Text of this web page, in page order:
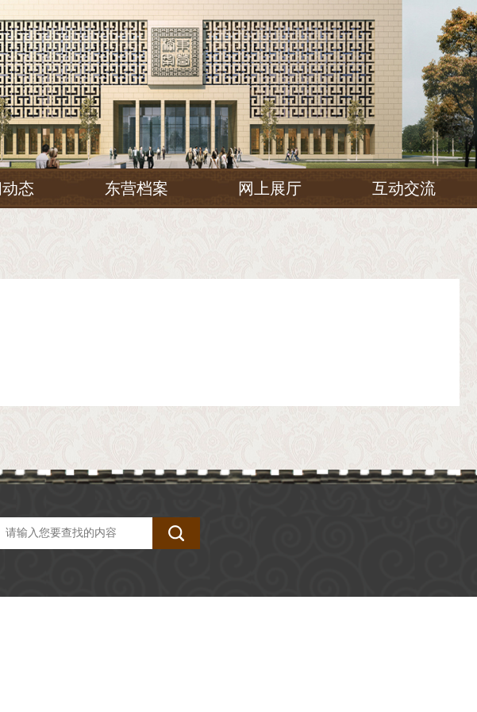
态 东营档案 网上展厅 互动交流